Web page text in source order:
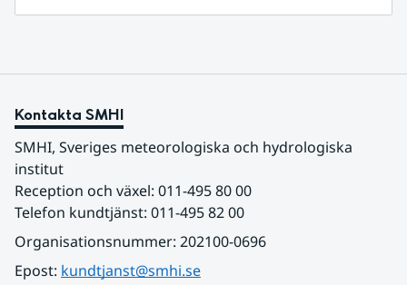
Kontakta SMHI
SMHI, Sveriges meteorologiska och hydrologiska
institut
Reception och växel: 011-495 80 00
Telefon kundtjänst: 011-495 82 00
Organisationsnummer: 202100-0696
Epost: kundtjanst@smhi.se